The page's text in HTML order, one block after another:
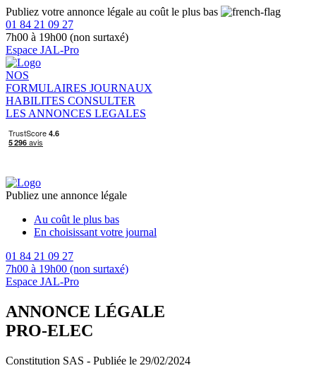
Publiez votre annonce légale au coût le plus bas
01 84 21 09 27
7h00 à 19h00 (non surtaxé)
Espace JAL-Pro
NOS
FORMULAIRES JOURNAUX
HABILITES CONSULTER
LES ANNONCES LEGALES
Publiez une annonce légale
Au coût le plus bas
En choisissant votre journal
01 84 21 09 27
7h00 à 19h00 (non surtaxé)
Espace JAL-Pro
ANNONCE LÉGALE
PRO-ELEC
Constitution SAS - Publiée le 29/02/2024